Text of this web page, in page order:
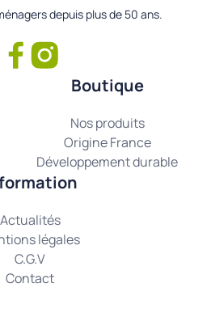
depuis plus de 50 ans.
Boutique
Nos produits
Origine France
Développement durable
Actualités
légales
C.G.V
Contact